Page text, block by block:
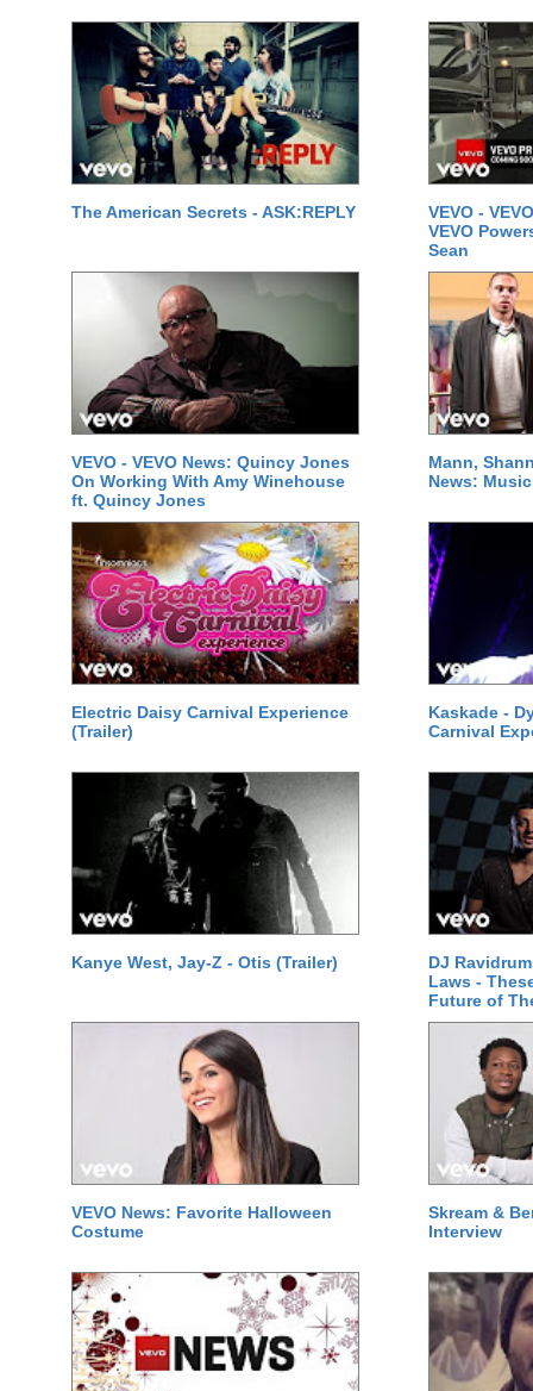
The American Secrets - ASK:REPLY
VEVO -
VEVO
Sean
VEVO - VEVO News: Quincy Jones
On Working With Amy Winehouse
ft. Quincy Jones
Mann,
News:
Electric Daisy Carnival Experience
(Trailer)
Kaskade -
Carnival
Kanye West, Jay-Z - Otis (Trailer)
DJ
Laws -
Future of
VEVO News: Favorite Halloween
Costume
Skream &
Interview